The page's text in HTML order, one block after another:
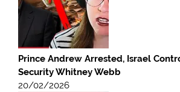
Prince Andrew Arrested, Israel
Security Whitney Webb
20/02/2026